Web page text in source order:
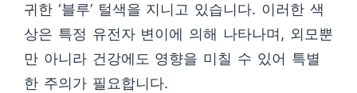
귀한 ‘블루’ 털색을 지니고 있습니다. 이러한 색
상은 특정 유전자 변이에 의해 나타나며, 외모뿐
만 아니라 건강에도 영향을 미칠 수 있어 특별
한 주의가 필요합니다.